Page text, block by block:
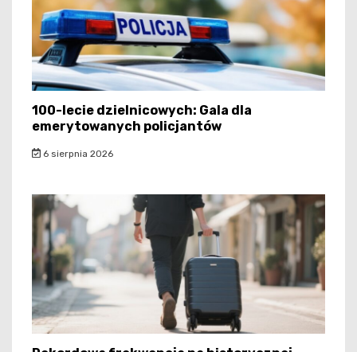
100-lecie dzielnicowych: Gala dla
emerytowanych policjantów
6 sierpnia 2026